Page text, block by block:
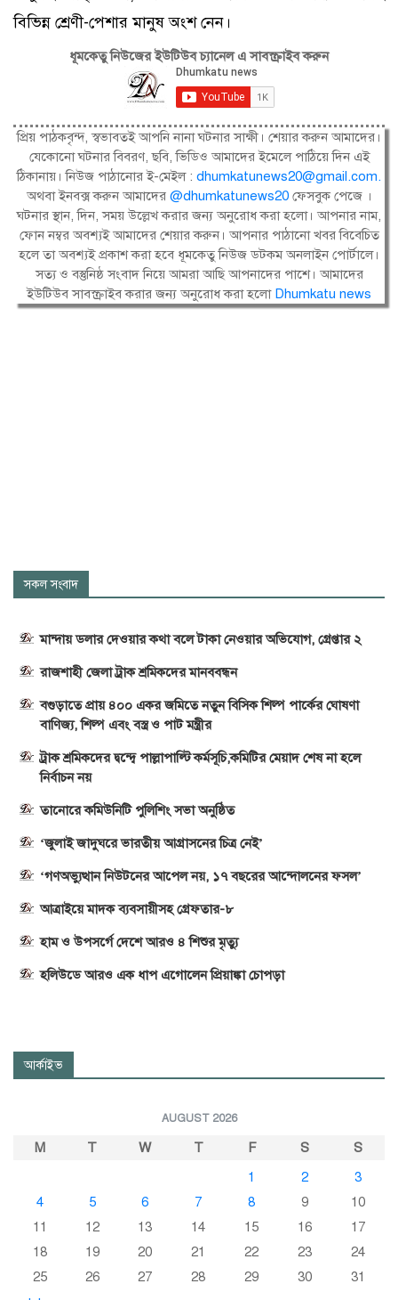
বিভিন্ন শ্রেণী-পেশার মানুষ অংশ নেন।
ধূমকেতু নিউজের ইউটিউব চ্যানেল এ সাবস্ক্রাইব করুন
প্রিয় পাঠকবৃন্দ, স্বভাবতই আপনি নানা ঘটনার সাক্ষী। শেয়ার করুন আমাদের।
যেকোনো ঘটনার বিবরণ, ছবি, ভিডিও আমাদের ইমেলে পাঠিয়ে দিন এই
ঠিকানায়। নিউজ পাঠানোর ই-মেইল : dhumkatunews20@gmail.com.
অথবা ইনবক্স করুন আমাদের@dhumkatunews20 ফেসবুক পেজে ।
ঘটনার স্থান, দিন, সময় উল্লেখ করার জন্য অনুরোধ করা হলো। আপনার নাম,
ফোন নম্বর অবশ্যই আমাদের শেয়ার করুন। আপনার পাঠানো খবর বিবেচিত
হলে তা অবশ্যই প্রকাশ করা হবে ধূমকেতু নিউজ ডটকম অনলাইন পোর্টালে।
সত্য ও বস্তুনিষ্ঠ সংবাদ নিয়ে আমরা আছি আপনাদের পাশে। আমাদের
ইউটিউব সাবস্ক্রাইব করার জন্য অনুরোধ করা হলো Dhumkatu news
সকল সংবাদ
মান্দায় ডলার দেওয়ার কথা বলে টাকা নেওয়ার অভিযোগ, গ্রেপ্তার ২
রাজশাহী জেলা ট্রাক শ্রমিকদের মানববন্ধন
বগুড়াতে প্রায় ৪০০ একর জমিতে নতুন বিসিক শিল্প পার্কের ঘোষণা
বাণিজ্য, শিল্প এবং বস্ত্র ও পাট মন্ত্রীর
ট্রাক শ্রমিকদের দ্বন্দ্বে পাল্লাপাল্টি কর্মসূচি,কমিটির মেয়াদ শেষ না হলে
নির্বাচন নয়
তানোরে কমিউনিটি পুলিশিং সভা অনুষ্ঠিত
‘জুলাই জাদুঘরে ভারতীয় আগ্রাসনের চিত্র নেই’
‘গণঅভ্যুত্থান নিউটনের আপেল নয়, ১৭ বছরের আন্দোলনের ফসল’
আত্রাইয়ে মাদক ব্যবসায়ীসহ গ্রেফতার-৮
হাম ও উপসর্গে দেশে আরও ৪ শিশুর মৃত্যু
হলিউডে আরও এক ধাপ এগোলেন প্রিয়াঙ্কা চোপড়া
আর্কাইভ
AUGUST 2026
M T W T F S
S
1
2
3
4
5 6 7 8 9
10
11
12 13 14 15 16
17
18
19 20 21 22 23
24
25
26 27 28 29 30
31